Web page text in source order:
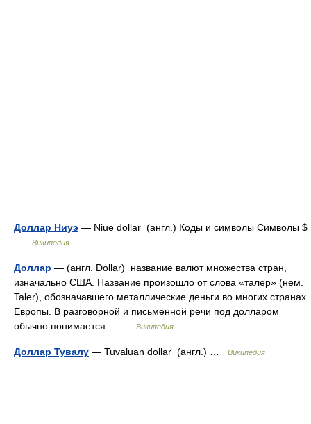
Доллар Ниуэ — Niue dollar (англ.) Коды и символы Символы $
…
Википедия
Доллар — (англ. Dollar) название валют множества стран,
изначально США. Название произошло от слова «талер» (нем.
Taler), обозначавшего металлические деньги во многих странах
Европы. В разговорной и письменной речи под долларом
обычно понимается… …
Википедия
Доллар Тувалу — Tuvaluan dollar (англ.) … Википедия